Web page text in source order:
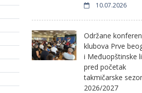
10.07.2026
Održane
klubova Prve
i Međuopštinske
pred početak
takmičarske
2026/2027